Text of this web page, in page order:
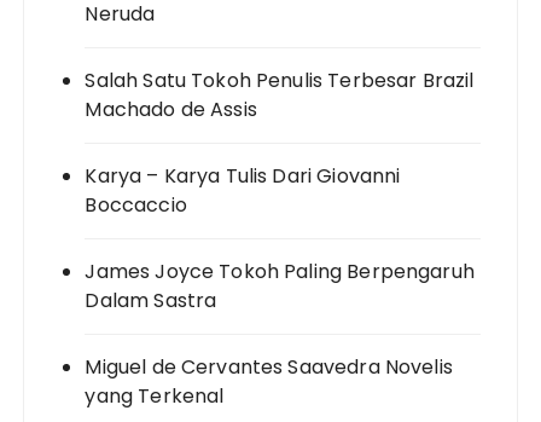
Neruda
Salah Satu Tokoh Penulis Terbesar Brazil
Machado de Assis
Karya – Karya Tulis Dari Giovanni
Boccaccio
James Joyce Tokoh Paling Berpengaruh
Dalam Sastra
Miguel de Cervantes Saavedra Novelis
yang Terkenal